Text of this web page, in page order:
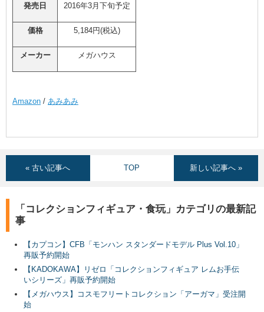
発売日 2016年3月下旬予定
価格 5,184円(税込)
メーカー メガハウス
Amazon / あみあみ
« 古い記事へ TOP 新しい記事へ »
「コレクションフィギュア・食玩」カテゴリの最新記
事
【カプコン】CFB「モンハン スタンダードモデル Plus Vol.10」
再販予約開始
【KADOKAWA】リゼロ「コレクションフィギュア レムお手伝
いシリーズ」再販予約開始
【メガハウス】コスモフリートコレクション「アーガマ」受注開
始